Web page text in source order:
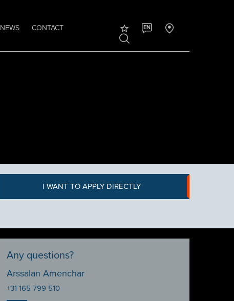
NEWS
CONTACT
EN
I WANT TO APPLY DIRECTLY
Any questions?
Arssalan Amenchar
+31 165 799 510